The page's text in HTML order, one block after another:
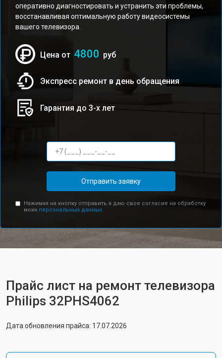
оперативно диагностировать и устранить эти проблемы,
восстанавливая оптимальную работу видеосистемы
вашего телевизора.
Цена от 4800 руб
Экспресс ремонт в день обращения
Гарантия до 3-х лет
Отправить заявку
Нажимая на кнопку отправить я даю свое согласие на обработку
моих персональных данных.
Прайс лист на ремонт телевизора
Philips 32PHS4062
Дата обновления прайса: 17.07.2026